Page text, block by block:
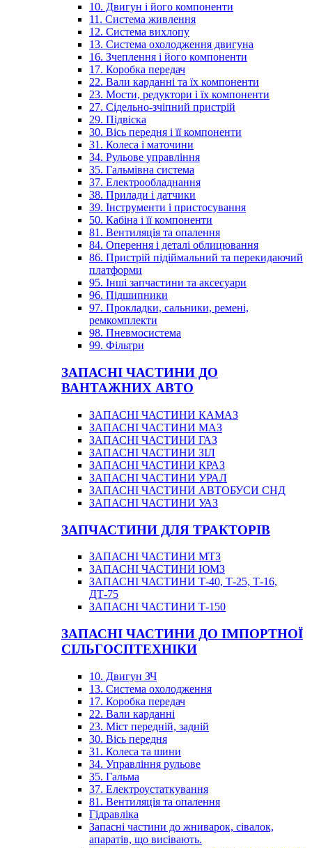
10. Двигун і його компоненти
11. Система живлення
12. Система вихлопу
13. Система охолодження двигуна
16. Зчеплення і його компоненти
17. Коробка передач
22. Вали карданні та їх компоненти
23. Мости, редуктори і їх компоненти
27. Сідельно-зчіпний пристрій
29. Підвіска
30. Вісь передня і її компоненти
31. Колеса і маточини
34. Рульове управління
35. Гальмівна система
37. Електрообладнання
38. Прилади і датчики
39. Інструменти і пристосування
50. Кабіна і її компоненти
81. Вентиляція та опалення
84. Оперення і деталі облицювання
86. Пристрій підіймальний та перекидаючий
платформи
95. Інші запчастини та аксесуари
96. Підшипники
97. Прокладки, сальники, ремені,
ремкомплекти
98. Пневмосистема
99. Фільтри
ЗАПАСНІ ЧАСТИНИ ДО
ВАНТАЖНИХ АВТО
ЗАПАСНІ ЧАСТИНИ КАМАЗ
ЗАПАСНІ ЧАСТИНИ МАЗ
ЗАПАСНІ ЧАСТИНИ ГАЗ
ЗАПАСНІ ЧАСТИНИ ЗІЛ
ЗАПАСНІ ЧАСТИНИ КРАЗ
ЗАПАСНІ ЧАСТИНИ УРАЛ
ЗАПАСНІ ЧАСТИНИ АВТОБУСИ СНД
ЗАПАСНІ ЧАСТИНИ УАЗ
ЗАПЧАСТИНИ ДЛЯ ТРАКТОРІВ
ЗАПАСНІ ЧАСТИНИ МТЗ
ЗАПАСНІ ЧАСТИНИ ЮМЗ
ЗАПАСНІ ЧАСТИНИ Т-40, Т-25, Т-16,
ДТ-75
ЗАПАСНІ ЧАСТИНИ Т-150
ЗАПАСНІ ЧАСТИНИ ДО ІМПОРТНОЇ
СІЛЬГОСПТЕХНІКИ
10. Двигун ЗЧ
13. Система охолодження
17. Коробка передач
22. Вали карданні
23. Міст передній, задній
30. Вісь передня
31. Колеса та шини
34. Управління рульове
35. Гальма
37. Електроустаткування
81. Вентиляція та опалення
Гідравліка
Запасні частини до жниварок, сівалок,
апаратів, що висівають.